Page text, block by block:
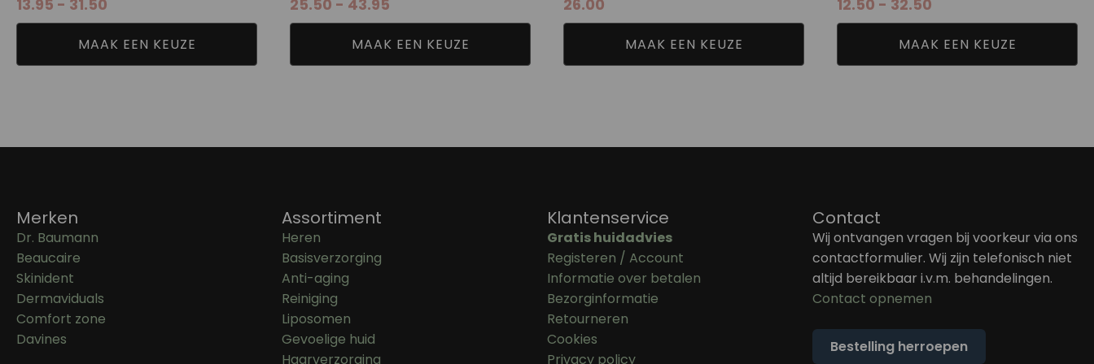
13.95 - 31.50
tot
31.50
MAAK EEN KEUZE
25.50 - 43.95
tot
43.95
MAAK EEN KEUZE
26.00
MAAK EEN KEUZE
12.50 - 32.50
tot
32.50
MAAK EEN KEUZE
Merken
Dr. Baumann
Beaucaire
Skinident
Dermaviduals
Comfort zone
Davines
Assortiment
Heren
Basisverzorging
Anti-aging
Reiniging
Liposomen
Gevoelige huid
Haarverzorging
Klantenservice
Gratis huidadvies
Registeren / Account
Informatie over betalen
Bezorginformatie
Retourneren
Cookies
Privacy policy
Contact
Wij ontvangen vragen bij voorkeur via ons
contactformulier. Wij zijn telefonisch niet
altijd bereikbaar i.v.m. behandelingen.
Contact opnemen
Bestelling herroepen